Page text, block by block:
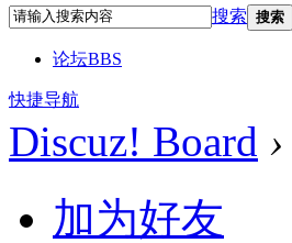
搜索 搜索
论坛BBS
快捷导航
Discuz! Board ›
加为好友